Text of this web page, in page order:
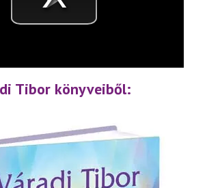
Videó
Tibor könyveiből: